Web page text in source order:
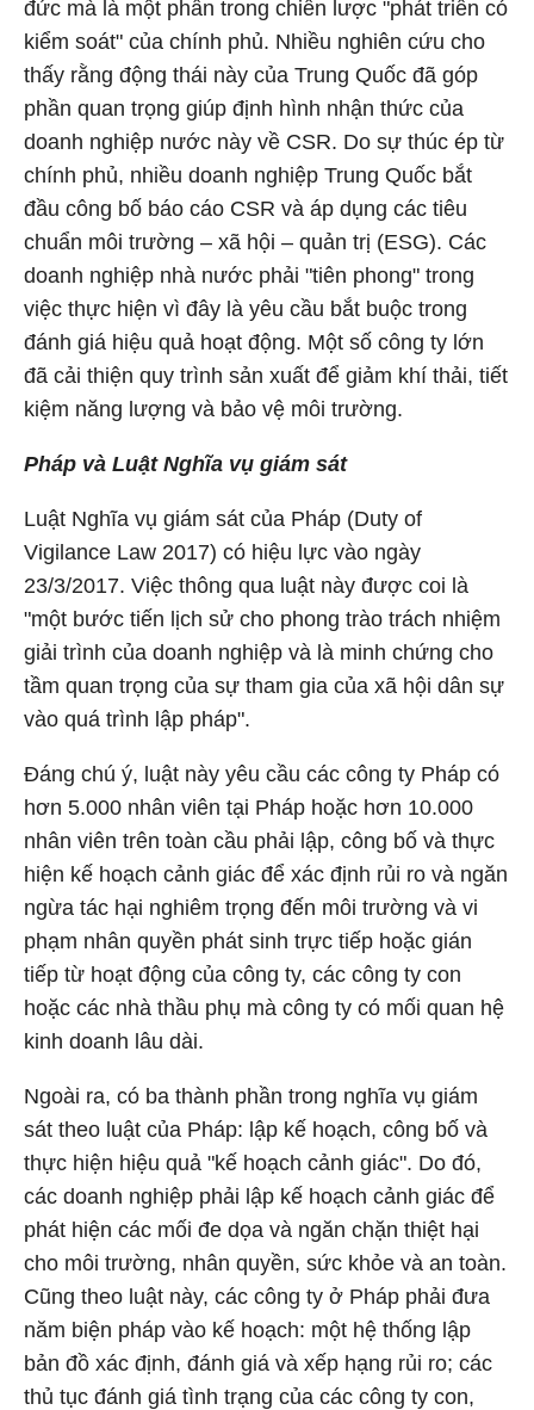
đức mà là một phần trong chiến lược "phát triển có
kiểm soát" của chính phủ. Nhiều nghiên cứu cho
thấy rằng động thái này của Trung Quốc đã góp
phần quan trọng giúp định hình nhận thức của
doanh nghiệp nước này về CSR. Do sự thúc ép từ
chính phủ, nhiều doanh nghiệp Trung Quốc bắt
đầu công bố báo cáo CSR và áp dụng các tiêu
chuẩn môi trường – xã hội – quản trị (ESG). Các
doanh nghiệp nhà nước phải "tiên phong" trong
việc thực hiện vì đây là yêu cầu bắt buộc trong
đánh giá hiệu quả hoạt động. Một số công ty lớn
đã cải thiện quy trình sản xuất để giảm khí thải, tiết
kiệm năng lượng và bảo vệ môi trường.
Pháp và Luật Nghĩa vụ giám sát
Luật Nghĩa vụ giám sát của Pháp (Duty of
Vigilance Law 2017) có hiệu lực vào ngày
23/3/2017. Việc thông qua luật này được coi là
"một bước tiến lịch sử cho phong trào trách nhiệm
giải trình của doanh nghiệp và là minh chứng cho
tầm quan trọng của sự tham gia của xã hội dân sự
vào quá trình lập pháp".
Đáng chú ý, luật này yêu cầu các công ty Pháp có
hơn 5.000 nhân viên tại Pháp hoặc hơn 10.000
nhân viên trên toàn cầu phải lập, công bố và thực
hiện kế hoạch cảnh giác để xác định rủi ro và ngăn
ngừa tác hại nghiêm trọng đến môi trường và vi
phạm nhân quyền phát sinh trực tiếp hoặc gián
tiếp từ hoạt động của công ty, các công ty con
hoặc các nhà thầu phụ mà công ty có mối quan hệ
kinh doanh lâu dài.
Ngoài ra, có ba thành phần trong nghĩa vụ giám
sát theo luật của Pháp: lập kế hoạch, công bố và
thực hiện hiệu quả "kế hoạch cảnh giác". Do đó,
các doanh nghiệp phải lập kế hoạch cảnh giác để
phát hiện các mối đe dọa và ngăn chặn thiệt hại
cho môi trường, nhân quyền, sức khỏe và an toàn.
Cũng theo luật này, các công ty ở Pháp phải đưa
năm biện pháp vào kế hoạch: một hệ thống lập
bản đồ xác định, đánh giá và xếp hạng rủi ro; các
thủ tục đánh giá tình trạng của các công ty con,